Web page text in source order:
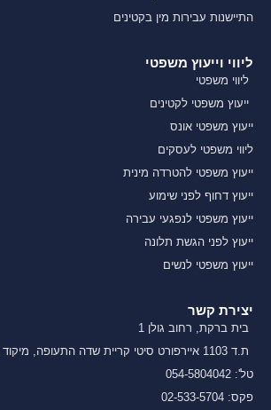
התיישנות עבירות מין בקטינים
ליווי וייעוץ משפטי
ליווי משפטי
ייעוץ משפטי לקטינים
ייעוץ משפטי אונס
ליווי משפטי לעסקים
ייעוץ משפטי להטרדה מינית
ייעוץ דחוף לפני שימוע
ייעוץ משפטי לנפגעי עבירה
ייעוץ לפני הגשת תלונה
ייעוץ משפטי לנשים
יצירת קשר
בית ברקת, רחוב גולן 1
ת.ד 1103 איירפורט סיטי קריית שדה התעופה, מיקוד 7010000
טל': 054-5804042
פקס: 02-533-5704